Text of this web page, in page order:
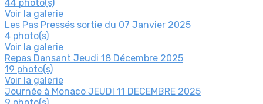
44 photo(s)
Voir la galerie
Les Pas Pressés sortie du 07 Janvier 2025
4 photo(s)
Voir la galerie
Repas Dansant Jeudi 18 Décembre 2025
19 photo(s)
Voir la galerie
Journée à Monaco JEUDI 11 DECEMBRE 2025